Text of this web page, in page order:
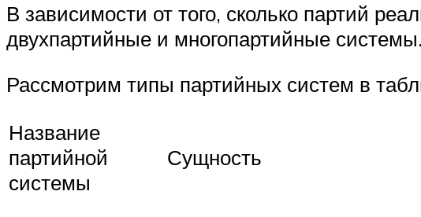
В зависимости от того, сколько партий
двухпартийные и многопартийные системы.
Рассмотрим типы партийных систем в
Название
партийной
системы
Сущность